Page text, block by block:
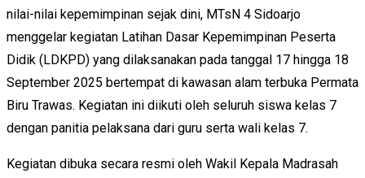
nilai-nilai kepemimpinan sejak dini, MTsN 4 Sidoarjo
menggelar kegiatan Latihan Dasar Kepemimpinan Peserta
Didik (LDKPD) yang dilaksanakan pada tanggal 17 hingga 18
September 2025 bertempat di kawasan alam terbuka Permata
Biru Trawas. Kegiatan ini diikuti oleh seluruh siswa kelas 7
dengan panitia pelaksana dari guru serta wali kelas 7.
Kegiatan dibuka secara resmi oleh Wakil Kepala Madrasah